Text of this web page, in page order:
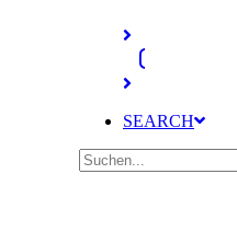
SEARCH